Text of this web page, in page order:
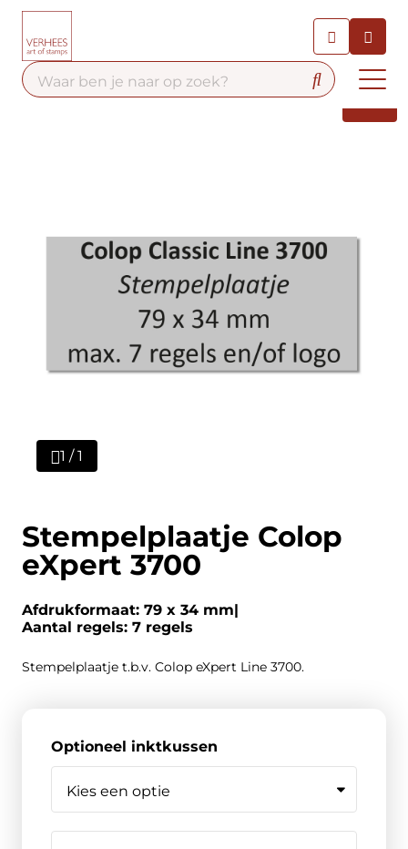
Contact
1 / 1
Stempelplaatje Colop
eXpert 3700
Afdrukformaat: 79 x 34 mm
Aantal regels: 7 regels
Stempelplaatje t.b.v. Colop eXpert Line 3700.
Optioneel inktkussen